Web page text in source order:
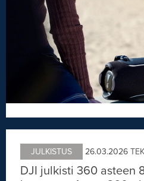
JULKISTUS 26.03.2026
DJI julkisti 360 asteen